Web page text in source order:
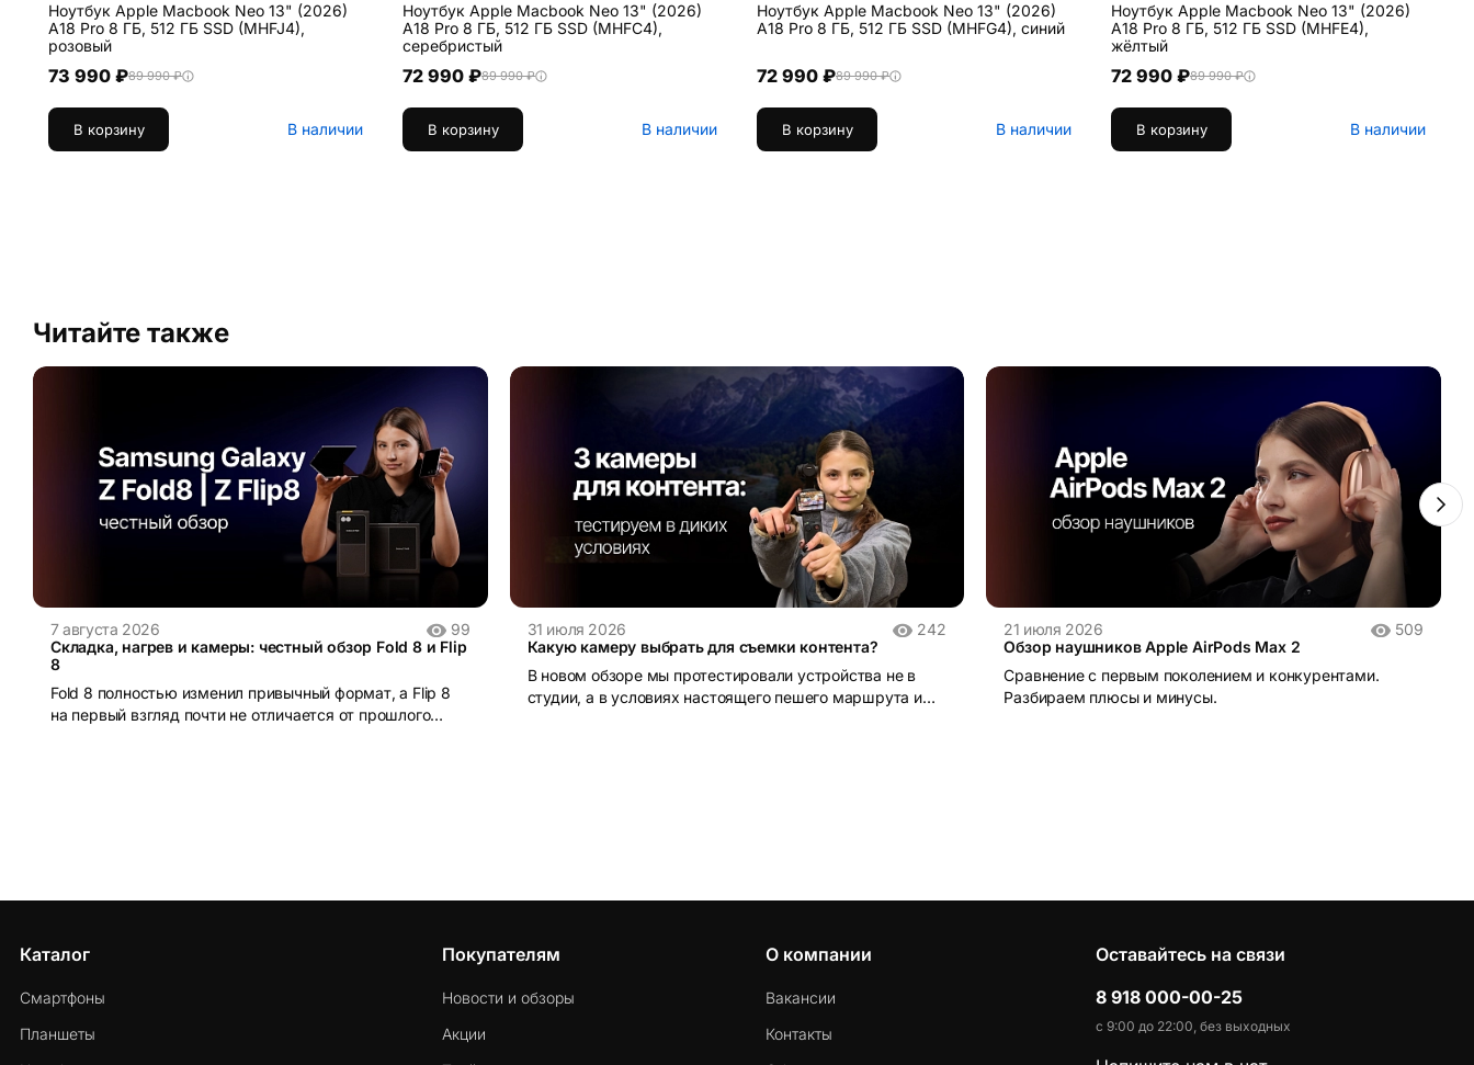
Ноутбук Apple Macbook Neo 13" (2026)
A18 Pro 8 ГБ, 512 ГБ SSD (MHFJ4),
розовый
73 990 ₽89 990 ₽
В корзину В наличии
Ноутбук Apple Macbook Neo 13" (2026)
A18 Pro 8 ГБ, 512 ГБ SSD (MHFC4),
серебристый
72 990 ₽89 990 ₽
В корзину В наличии
Ноутбук Apple Macbook Neo 13" (2026)
A18 Pro 8 ГБ, 512 ГБ SSD (MHFG4), синий
72 990 ₽89 990 ₽
В корзину В наличии
Ноутбук Apple Macbook Neo 13" (2026)
A18 Pro 8 ГБ, 512 ГБ SSD (MHFE4),
жёлтый
72 990 ₽89 990 ₽
В корзину В наличии
Читайте также
7 августа 2026
99
Складка, нагрев и камеры: честный обзор Fold 8 и Flip
8
Fold 8 полностью изменил привычный формат, а Flip 8
на первый взгляд почти не отличается от прошлого
31 июля 2026
242
Какую камеру выбрать для съемки контента?
В новом обзоре мы протестировали устройства не в
студии, а в условиях настоящего пешего маршрута и
21 июля 2026
509
Обзор наушников Apple AirPods Max 2
Сравнение с первым поколением и конкурентами.
Разбираем плюсы и минусы.
Каталог
Смартфоны
Планшеты
Покупателям
Новости и обзоры
Акции
О компании
Вакансии
Контакты
Оставайтесь на связи
8 918 000-00-25
с 9:00 до 22:00, без выходных